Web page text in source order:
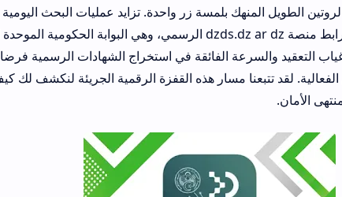
بلمسة زر واحدة. تزايد عمليات البحث اليومية يكشف رغبة
الجماهير في الوصول المباشر إلى رابط منصة dzds.dz ar dz الرسمي، وهي البوابة الحكومية الموحدة التي أعادت رسم
الفائقة في استخراج الشهادات الرسمية فرضا هذا الواقع الجديد
مسار هذه القفزة الرقمية الجريئة لنكشف لك كيف تنهي معاناتك